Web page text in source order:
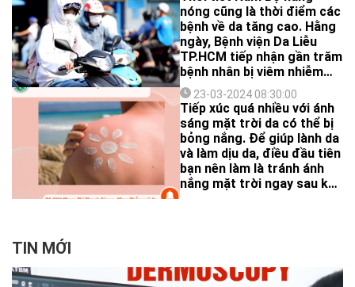
che chắn, sử dụng kem
chống nắng... bảo vệ làn da.
và kali. Bên cạnh đó, khoai
tây có nhiều tinh bột, một
lượng tương đối đạm, chất
xơ và hầu như không chứa
chất béo.
nóng cũng là thời điểm các
bệnh về da tăng cao. Hằng
ngày, Bệnh viện Da Liễu
TP.HCM tiếp nhận gần trăm
bệnh nhân bị viêm nhiễm
vùng da đến khám.
23-03-2024 08:30:00
Tiếp xúc quá nhiều với ánh
sáng mặt trời da có thể bị
bỏng nắng. Để giúp lành da
và làm dịu da, điều đầu tiên
bạn nên làm là tránh ánh
nắng mặt trời ngay sau khi
TIN MỚI